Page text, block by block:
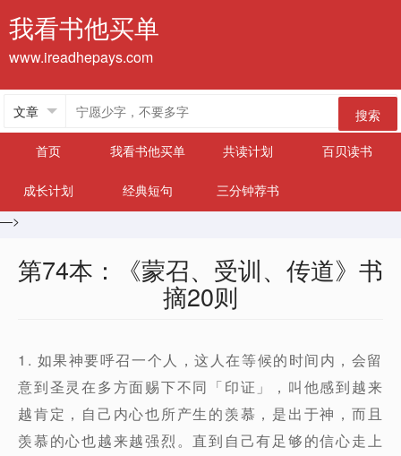
我看书他买单
www.ireadhepays.com
搜索
首页
我看书他买单 共读计划 百贝读书
成长计划 经典短句
三分钟荐书
—>
第74本：《蒙召、受训、传道》书
摘20则
1. 如果神要呼召一个人，这人在等候的时间内，会留
意到圣灵在多方面赐下不同「印证」，叫他感到越来
越肯定，自己内心也所产生的羡慕，是出于神，而且
羡慕的心也越来越强烈。直到自己有足够的信心走上